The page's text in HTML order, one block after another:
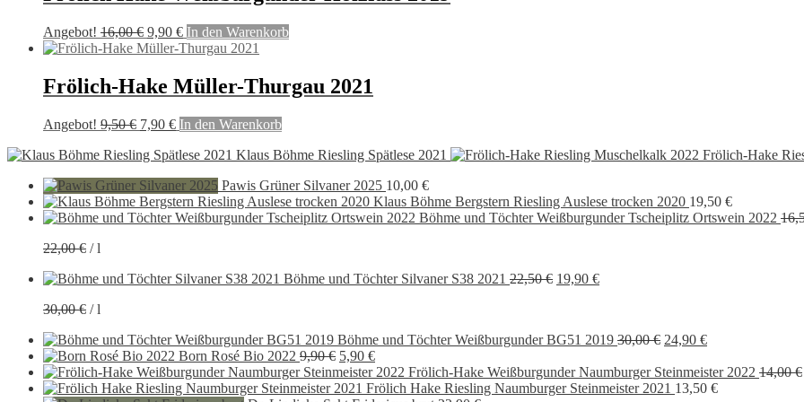
Angebot! 16,00€ Ursprünglicher
Preis
16,00 €
9,90 €Aktueller
Preis
9,90 €.
In den Warenkorb
Frölich-Hake Müller-Thurgau 2021
Angebot! 9,50€ Ursprünglicher
war:
7,90 €Aktueller
ist:
In den Warenkorb
Klaus Böhme Riesling Spätlese 2021
Frölich-Hake
Pawis Grüner Silvaner 2025 10,00 €
Klaus Böhme Bergstern Riesling Auslese trocken 2020 19,50 €
Böhme und Töchter Weißburgunder Tscheiplitz Ortswein 2022
22,00€ /l
Böhme und Töchter Silvaner S38 2021 22,50€ Ursprünglicher
19,90 €Aktueller
30,00€ /l
Böhme und Töchter Weißburgunder BG51 2019 30,00€ Ursprünglicher
war:
30,00 €
24,90 €Aktueller
ist:
24,90 €.
Born Rosé Bio 2022 9,90€ Ursprünglicher
Preis
war:
5,90 €Aktueller
Preis
ist:
Frölich-Hake Weißburgunder Naumburger Steinmeister 2022 14,00€
Frölich Hake Riesling Naumburger Steinmeister 2021 13,50 €